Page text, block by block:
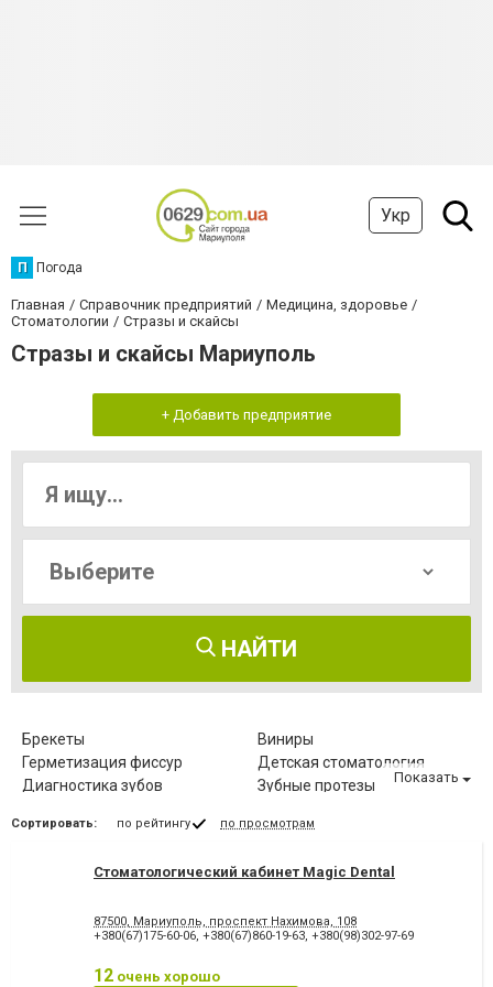
Укр
П Погода
Главная Справочник предприятий
Медицина, здоровье
Стоматологии
Стразы и скайсы
Стразы и скайсы Мариуполь
+ Добавить предприятие
НАЙТИ
Брекеты
Виниры
Герметизация фиссур
Детская стоматология
Диагностика зубов
Зубные протезы
Клиновидный дефект зубов
Компьютерная томография
Коронка безметалловая
Коронка
цельнокерамическая
Лазерное отбеливание
стоматологии
Показать
Сортировать: по рейтингу по просмотрам
Стоматологический кабинет Magic Dental
87500, Мариуполь, проспект Нахимова, 108
+380(67)175-60-06, +380(67)860-19-63, +380(98)302-97-69
12 очень хорошо